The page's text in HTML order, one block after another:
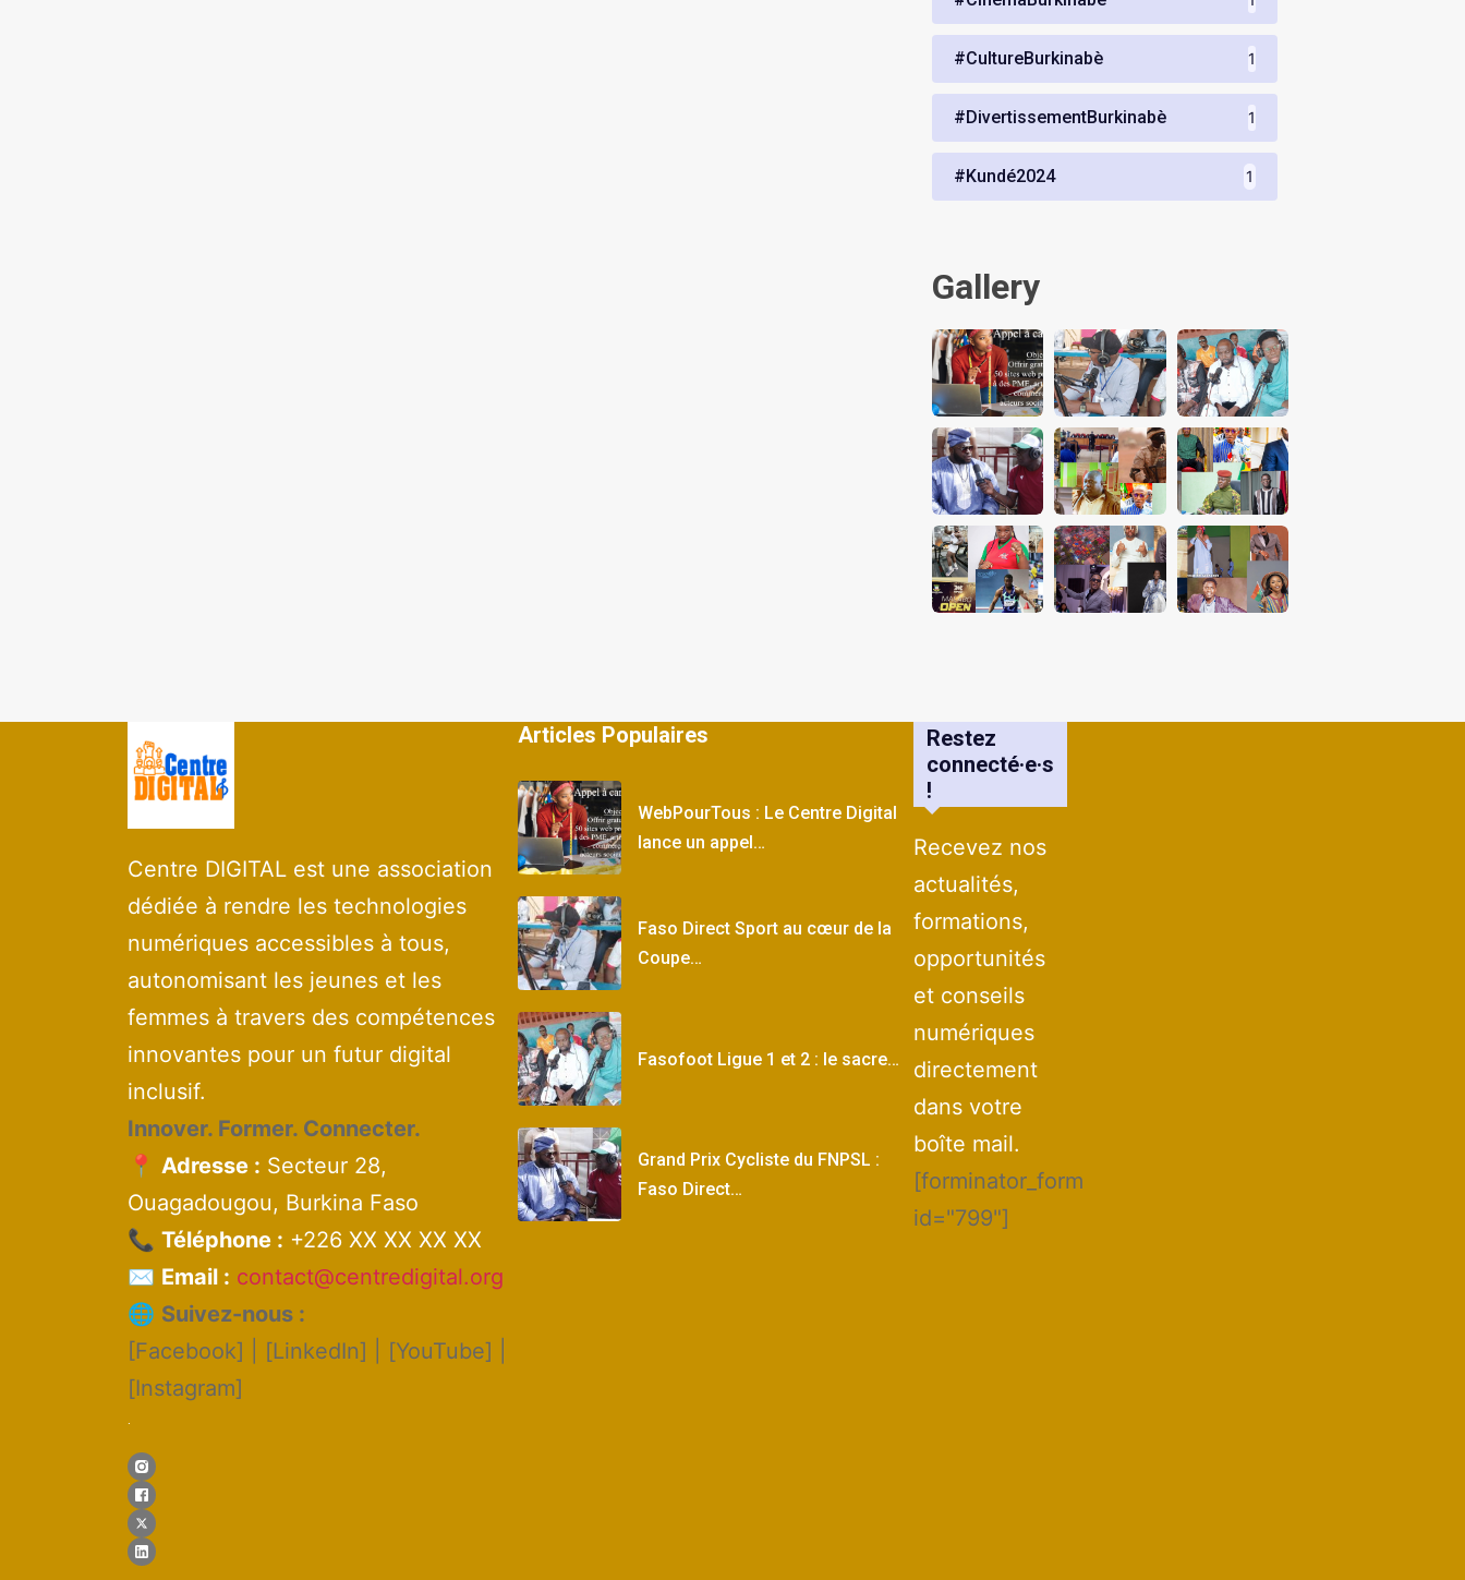
#CultureBurkinabè 1
#DivertissementBurkinabè 1
#Kundé2024 1
Gallery
Centre DIGITAL est une association
dédiée à rendre les technologies
numériques accessibles à tous,
autonomisant les jeunes et les
femmes à travers des compétences
innovantes pour un futur digital
inclusif.
Innover. Former. Connecter.
📍 Adresse : Secteur 28,
Ouagadougou, Burkina Faso
📞 Téléphone : +226 XX XX XX XX
✉️ Email : contact@centredigital.org
🌐 Suivez-nous :
[Facebook] | [LinkedIn] | [YouTube] |
[Instagram]
.
Articles Populaires
WebPourTous : Le Centre Digital
lance un appel…
Faso Direct Sport au cœur de la
Coupe…
Fasofoot Ligue 1 et 2 : le sacre…
Grand Prix Cycliste du FNPSL :
Faso Direct…
Restez
connecté·e·s
!
Recevez nos
actualités,
formations,
opportunités
et conseils
numériques
directement
dans votre
boîte mail.
[forminator_form
id="799"]